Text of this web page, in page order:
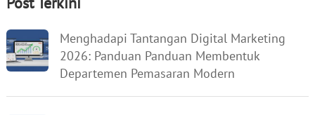
Menghadapi Tantangan Digital Marketing
2026: Panduan Panduan Membentuk
Departemen Pemasaran Modern